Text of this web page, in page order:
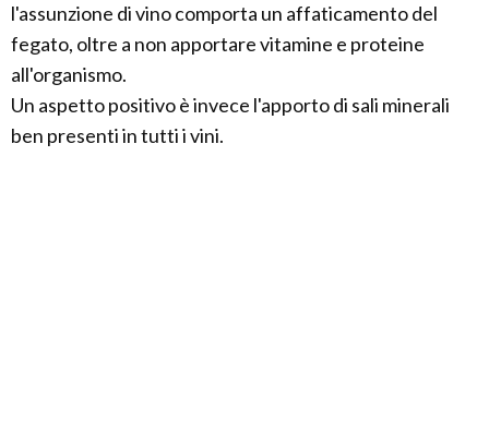
l'assunzione di vino comporta un affaticamento del
fegato, oltre a non apportare vitamine e proteine
all'organismo.
Un aspetto positivo è invece l'apporto di sali minerali
ben presenti in tutti i vini.